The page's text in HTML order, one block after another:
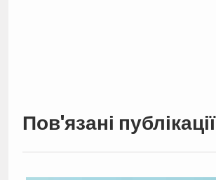
Пов'язані публікації